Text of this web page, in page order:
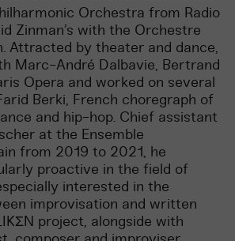
Orchestra from Radio
Zinman’s with the Orchestre
Attracted by theater and dance,
Marc-André Dalbavie, Bertrand
Opera and worked on several
Berki, French choregraph of
and hip-hop. Chief assistant
at the Ensemble
from 2019 to 2021, he
proactive in the field of
interested in the
improvisation and written
project, alongside with